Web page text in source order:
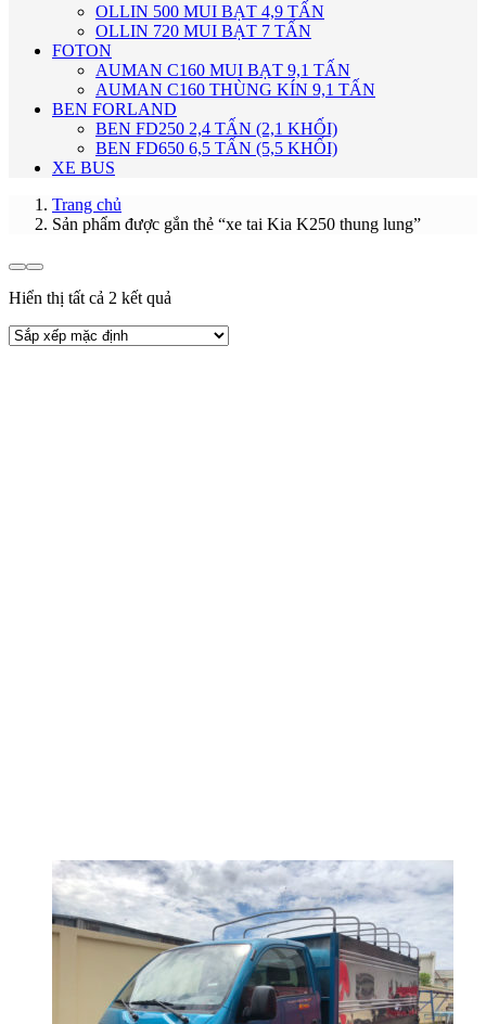
OLLIN 500 MUI BẠT 4,9 TẤN
OLLIN 720 MUI BẠT 7 TẤN
FOTON
AUMAN C160 MUI BẠT 9,1 TẤN
AUMAN C160 THÙNG KÍN 9,1 TẤN
BEN FORLAND
BEN FD250 2,4 TẤN (2,1 KHỐI)
BEN FD650 6,5 TẤN (5,5 KHỐI)
XE BUS
Trang chủ
Sản phẩm được gắn thẻ “xe tai Kia K250 thung lung”
Hiển thị tất cả 2 kết quả